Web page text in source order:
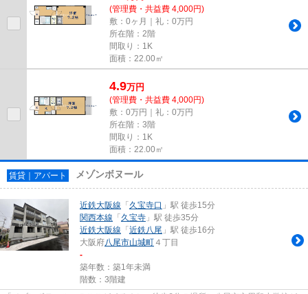
(管理費・共益費 4,000円)
敷：0ヶ月｜礼：0万円
所在階：2階
間取り：1K
面積：22.00㎡
4.9万円
(管理費・共益費 4,000円)
敷：0万円｜礼：0万円
所在階：3階
間取り：1K
面積：22.00㎡
賃貸｜アパート メゾンボヌール
近鉄大阪線 「久宝寺口 」駅 徒歩15分
関西本線 「久宝寺 」駅 徒歩35分
近鉄大阪線 「近鉄八尾 」駅 徒歩16分
大阪府八尾市山城町 ４丁目
-
築年数：築1年未満
階数：3階建